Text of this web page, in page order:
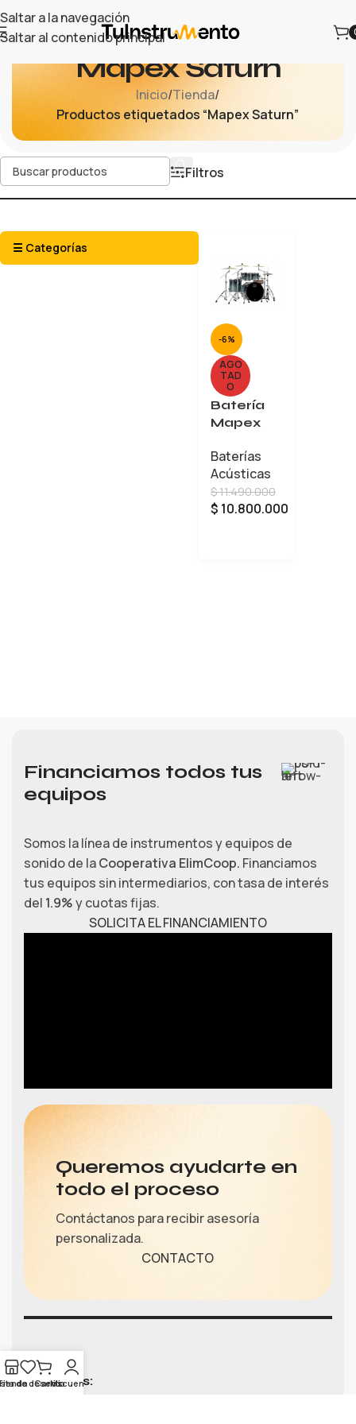
Saltar a la navegación
Saltar al contenido principal
Mapex Saturn
Inicio/Tienda/
Productos etiquetados “Mapex Saturn”
Filtros
☰ Categorías
-6%
AGO
TAD
O
Batería
Mapex
Evolution
SR529XR
J (no
Incluye
Baterías
Acústicas
$11.490.000
$ 10.800.000
Financiamos todos tus
equipos
Somos la línea de instrumentos y equipos de
sonido de laCooperativa ElimCoop. Financiamos
tus equipos sin intermediarios, con tasa de interés
del 1.9%y cuotas fijas.
SOLICITA EL FINANCIAMIENTO
Queremos ayudarte en
todo el proceso
Contáctanos para recibir asesoría
personalizada.
CONTACTO
Síguenos:
de deseos
CarritoMi cuenta